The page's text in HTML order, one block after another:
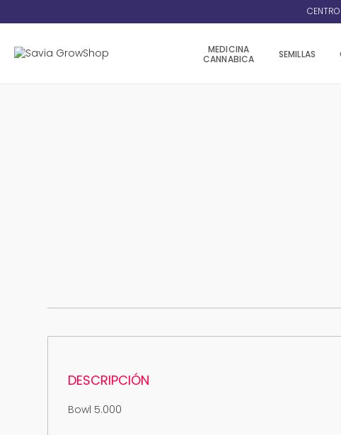
MEDICINA
CANNABICA
SEMILLAS
DESCRIPCIÓN
Bowl 5.000